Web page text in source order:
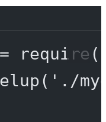
= require (
( './